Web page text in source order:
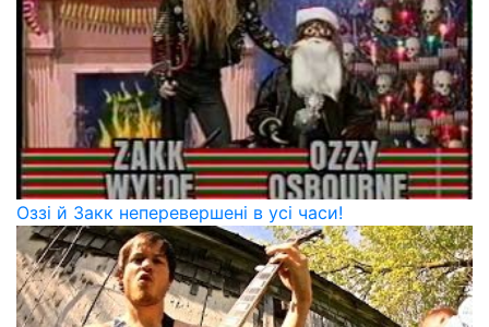
Оззі й Закк неперевершені в усі часи!